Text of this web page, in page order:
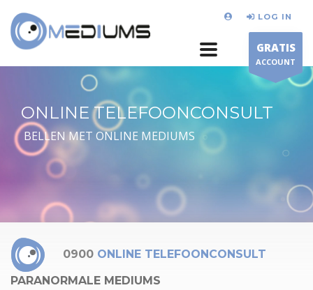
LOG IN
GRATIS
ACCOUNT
ONLINE TELEFOONCONSULT
BELLEN MET ONLINE MEDIUMS
0900 ONLINE TELEFOONCONSULT
PARANORMALE MEDIUMS